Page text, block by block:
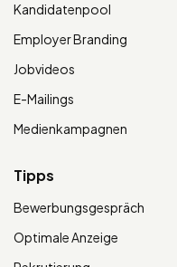
Kandidatenpool
Employer Branding
Jobvideos
E-Mailings
Medienkampagnen
Tipps
Bewerbungsgespräch
Optimale Anzeige